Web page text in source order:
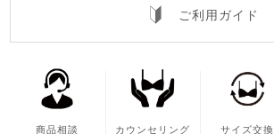
ご利用ガイド
商品相談
カウンセリング
サイズ交換